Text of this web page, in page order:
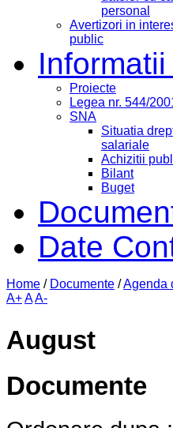
personal
Avertizori in
public
Proiecte
Legea nr. 544/
SNA
Situatia
salariale
Achizitii
Bilant
Buget
Date
Home / Documente /Agenda
A+AA-
August
Documente